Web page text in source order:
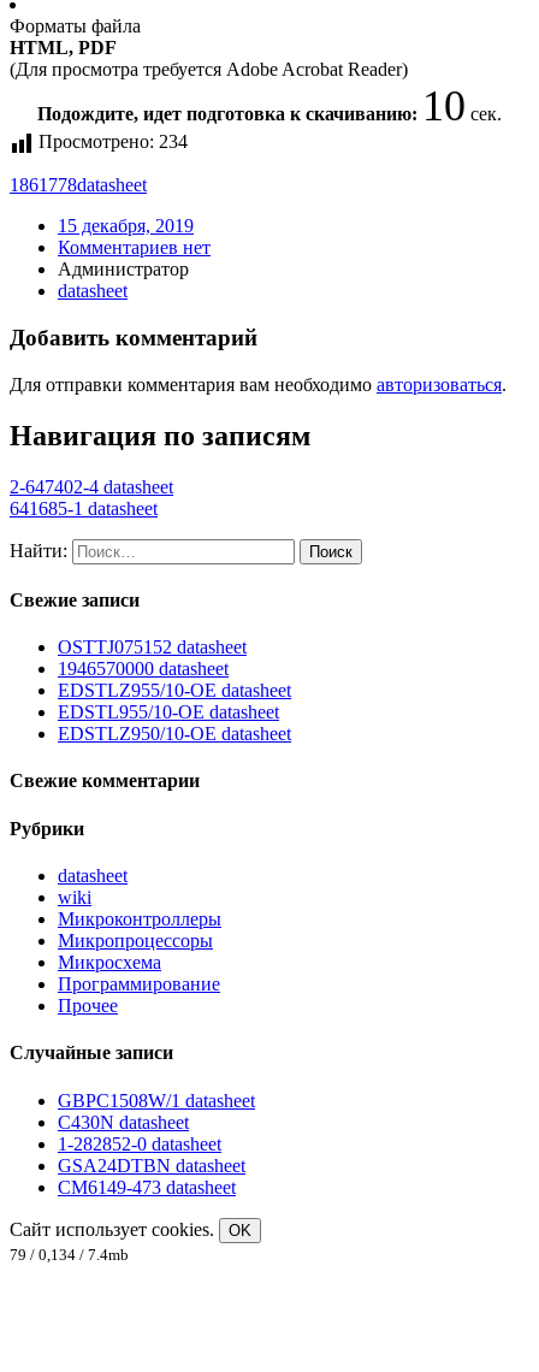
Форматы файла
HTML, PDF
(Для просмотра требуется Adobe Acrobat Reader)
Подождите, идет подготовка к скачиванию: 10 сек.
Просмотрено: 234
1861778datasheet
15 декабря, 2019
Комментариев нет
Администратор
datasheet
Добавить комментарий
Для отправки комментария вам необходимо авторизоваться.
Навигация по записям
2-647402-4 datasheet
641685-1 datasheet
Найти:
Свежие записи
OSTTJ075152 datasheet
1946570000 datasheet
EDSTLZ955/10-OE datasheet
EDSTL955/10-OE datasheet
EDSTLZ950/10-OE datasheet
Свежие комментарии
Рубрики
datasheet
wiki
Микроконтроллеры
Микропроцессоры
Микросхема
Программирование
Прочее
Случайные записи
GBPC1508W/1 datasheet
C430N datasheet
1-282852-0 datasheet
GSA24DTBN datasheet
CM6149-473 datasheet
Сайт использует cookies.
OK
79 / 0,134 / 7.4mb